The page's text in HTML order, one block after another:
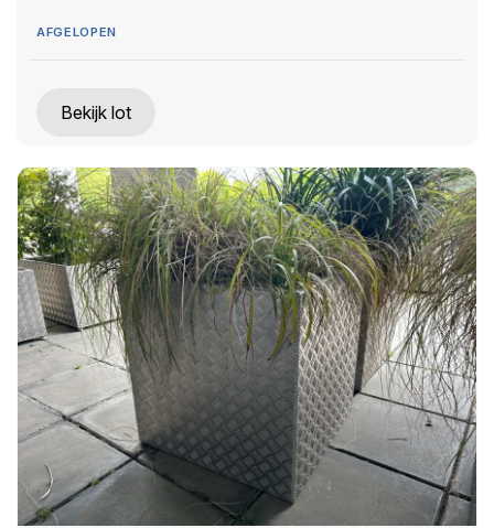
AFGELOPEN
Bekijk lot